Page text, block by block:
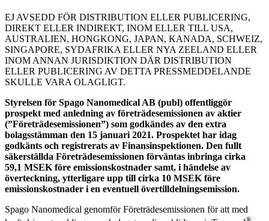
EJ AVSEDD FÖR DISTRIBUTION ELLER PUBLICERING,
DIREKT ELLER INDIREKT, INOM ELLER TILL USA,
AUSTRALIEN, HONGKONG, JAPAN, KANADA, SCHWEIZ,
SINGAPORE, SYDAFRIKA ELLER NYA ZEELAND ELLER
INOM ANNAN JURISDIKTION DÄR DISTRIBUTION
ELLER PUBLICERING AV DETTA PRESSMEDDELANDE
SKULLE VARA OLAGLIGT.
Styrelsen för Spago Nanomedical AB (publ) offentliggör
prospekt med anledning av företrädesemissionen av aktier
(”Företrädesemissionen”) som godkändes av den extra
bolagsstämman den 15 januari 2021. Prospektet har idag
godkänts och registrerats av Finansinspektionen. Den fullt
säkerställda Företrädesemissionen förväntas inbringa cirka
59,1 MSEK före emissionskostnader samt, i händelse av
överteckning, ytterligare upp till cirka 10 MSEK före
emissionskostnader i en eventuell övertilldelningsemission.
Spago Nanomedical genomför Företrädesemissionen för att med